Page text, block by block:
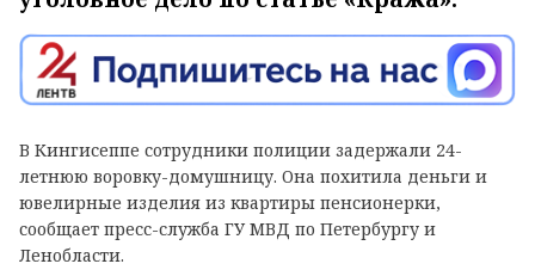
В Кингисеппе сотрудники полиции задержали 24-
летнюю воровку-домушницу. Она похитила деньги и
ювелирные изделия из квартиры пенсионерки,
сообщает пресс-служба ГУ МВД по Петербургу и
Ленобласти.